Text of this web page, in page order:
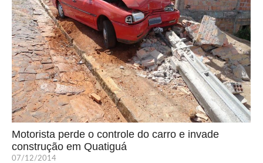
Motorista perde o controle do carro e invade
construção em Quatiguá
07/12/2014